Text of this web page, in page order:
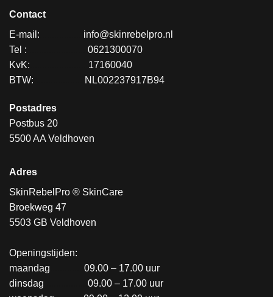
Contact
E-mail:
info@skinrebelpro.nl
Tel :
0621300070
KvK:
17160040
BTW:
NL002237917B94
Postadres
Postbus 20
5500 AA Veldhoven
Adres
SkinRebelPro ® SkinCare
Broekweg 47
5503 GB Veldhoven
Openingstijden:
maandag
09.00 – 17.00 uur
dinsdag
09.00 – 17.00 uur